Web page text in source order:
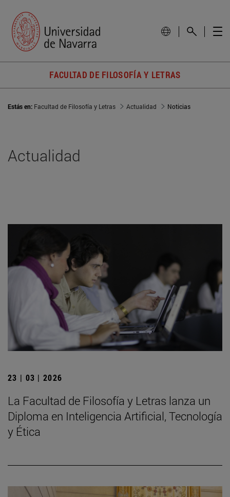
FACULTAD DE FILOSOFÍA Y LETRAS
Estás en: Facultad de Filosofía y Letras Actualidad Noticias
Actualidad
23 | 03 | 2026
La Facultad de Filosofía y Letras lanza un
Diploma en Inteligencia Artificial, Tecnología
y Ética